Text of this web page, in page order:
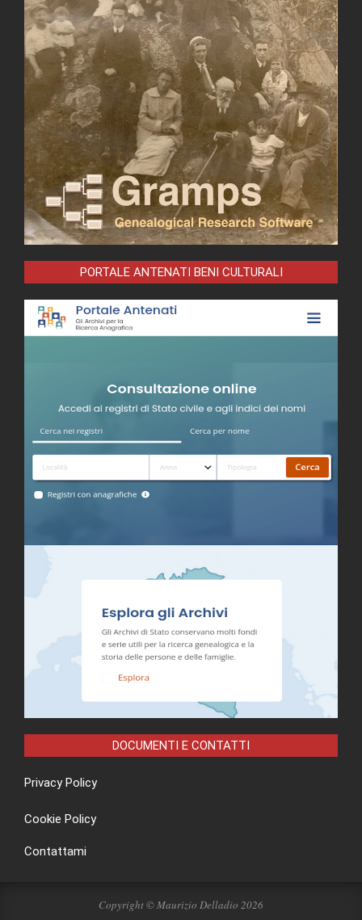
PORTALE ANTENATI BENI CULTURALI
DOCUMENTI E CONTATTI
Privacy Policy
Cookie Policy
Contattami
Copyright © Maurizio Delladio 2026